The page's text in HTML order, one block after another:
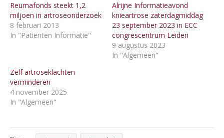
Reumafonds steekt 1,2
miljoen in artroseonderzoek
8 februari 2013
In "Patiënten Informatie"
Alrijne Informatieavond
knieartrose zaterdagmiddag
23 september 2023 in ECC
congrescentrum Leiden
9 augustus 2023
In "Algemeen"
Zelf artroseklachten
verminderen
4 november 2025
In "Algemeen"